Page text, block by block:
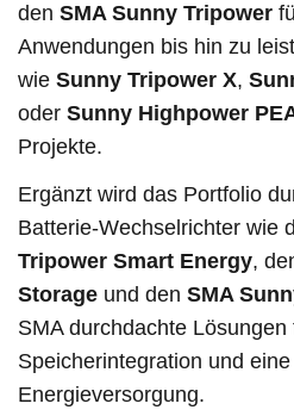
den SMA Sunny Tripower
Anwendungen bis hin zu
wie Sunny Tripower X,
oder Sunny Highpower
Projekte.
Ergänzt wird das Portfolio
Batterie-Wechselrichter wie
Tripower Smart Energy,
Storage und den SMA
SMA durchdachte
Speicherintegration und
Energieversorgung.